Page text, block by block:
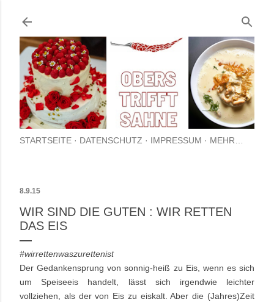
STARTSEITE DATENSCHUTZ IMPRESSUM MEHR…
8.9.15
WIR SIND DIE GUTEN : WIR RETTEN
DAS EIS
#wirrettenwaszurettenist
Der Gedankensprung von sonnig-heiß zu Eis, wenn es sich
um Speiseeis handelt, lässt sich irgendwie leichter
vollziehen, als der von Eis zu eiskalt. Aber die (Jahres)Zeit